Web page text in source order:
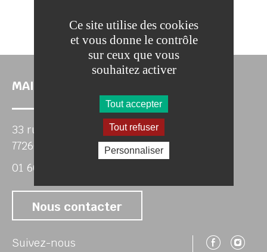
MAIRIE DE CHAMIGNY
33 rue Roubineau
77260 CHAMIGNY
01 60 22 05 46
Nous contacter
Suivez-nous
Ce site utilise des cookies
et vous donne le contrôle
sur ceux que vous
souhaitez activer
Tout accepter
Tout refuser
Personnaliser